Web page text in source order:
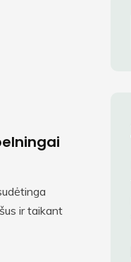
ir taikant